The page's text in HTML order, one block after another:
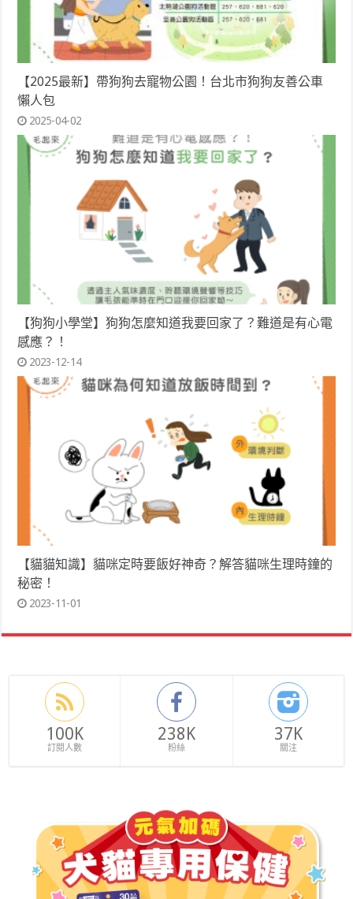
【2025最新】帶狗狗去寵物公園！台北市狗狗友善公車
懶人包
2025-04-02
【狗狗小學堂】狗狗怎麼知道我要回家了？難道是有心電
感應？！
2023-12-14
【貓貓知識】貓咪定時要飯好神奇？解答貓咪生理時鐘的
秘密！
2023-11-01
100K
訂閱人數
238K
粉絲
37K
關注